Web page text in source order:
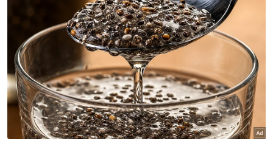
menerusi video yang dikongsikan di akaun
YouTube miliknya baru-baru ini.
Artikel Berkaitan:
AGC tidak pertikai Titah Adendum, hanya pertikai
cara dokumen dikemukakan
'Hanya berjiwa besar mampu akui kesilapan, minta
maaf' - Akmal Saleh
Lebih 300 pelita daripada tin terpakai tarikan PeliTer
@ KSNT 2025